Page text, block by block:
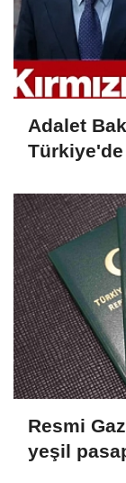
Adalet
Resmi
yeşil